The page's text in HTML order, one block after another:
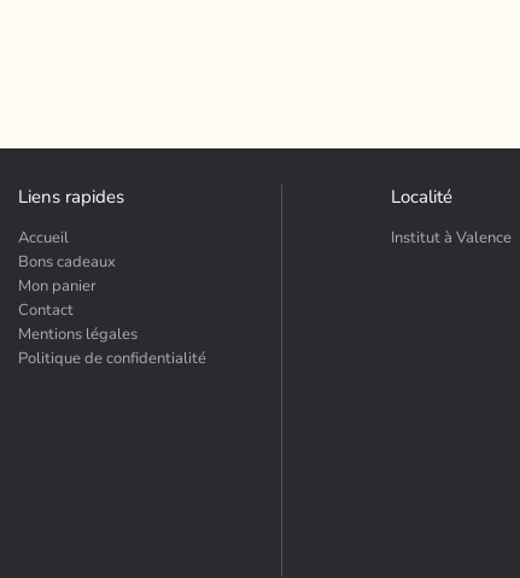
Liens rapides
Accueil
Bons cadeaux
Mon panier
Contact
Mentions légales
Politique de confidentialité
Localité
Institut à Valence